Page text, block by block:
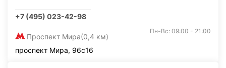
+7 (495) 023-42-98
Проспект Мира(0,4 км)
Пн-Вс: 09:00 - 21:00
проспект Мира, 96с16